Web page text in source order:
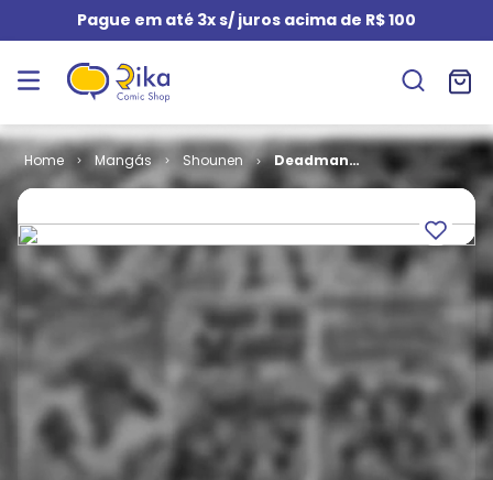
Pague em até 3x s/ juros acima de R$ 100
Mangás Shounen
Deadman
Wonderland #